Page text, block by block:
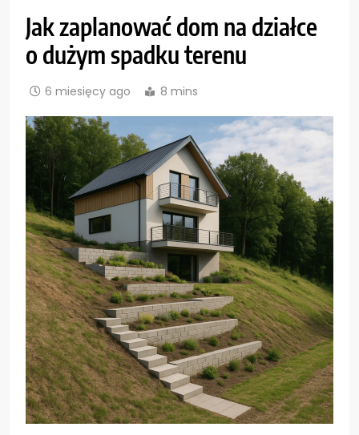
Jak zaplanować dom na działce
o dużym spadku terenu
6 miesięcy ago 8 mins